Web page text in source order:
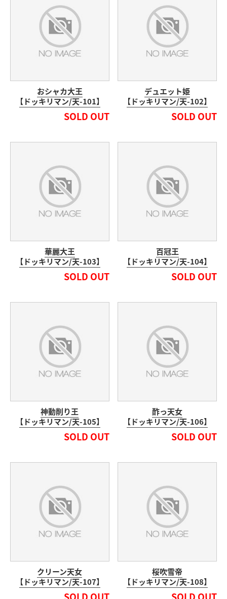
おシャカ大王
【ドッキリマン/天-101】
SOLD OUT
デュエット姫
【ドッキリマン/天-102】
SOLD OUT
華麗大王
【ドッキリマン/天-103】
SOLD OUT
百冠王
【ドッキリマン/天-104】
SOLD OUT
神動削り王
【ドッキリマン/天-105】
SOLD OUT
酢っ天女
【ドッキリマン/天-106】
SOLD OUT
クリーン天女
【ドッキリマン/天-107】
桜吹雪帝
【ドッキリマン/天-108】